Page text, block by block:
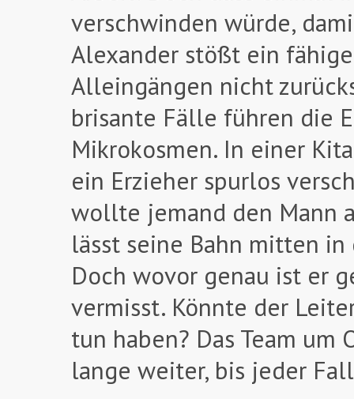
verschwinden würde,
Alexander stößt ein
Alleingängen nicht
brisante Fälle führen die
Mikrokosmen. In einer
ein Erzieher spurlos
wollte jemand den Mann
lässt seine Bahn mitten
Doch wovor genau ist er
vermisst. Könnte der
tun haben? Das Team
lange weiter, bis jeder